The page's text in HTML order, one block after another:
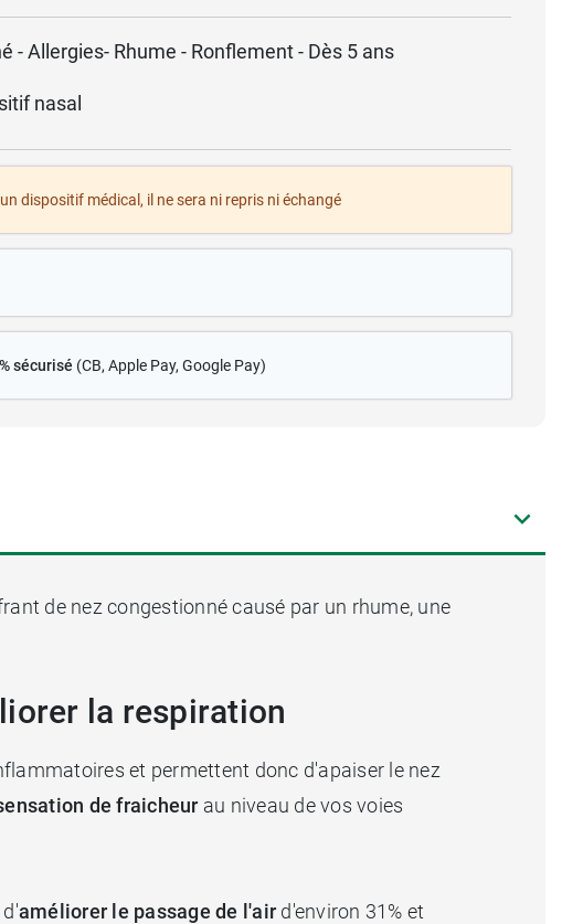
- Allergies- Rhume - Ronflement - Dès 5 ans
nasal
dispositif médical, il ne sera ni repris ni échangé
sécurisé (CB, Apple Pay, Google Pay)
de nez congestionné causé par un rhume, une
la respiration
et permettent donc d'apaiser le nez
de fraicheur au niveau de vos voies
améliorer le passage de l'air d'environ 31% et